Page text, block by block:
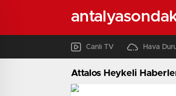
Canlı TV Hava
Attalos Heykeli